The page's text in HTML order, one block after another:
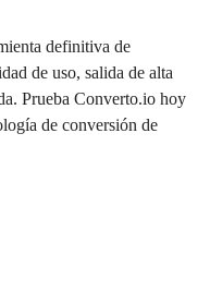
definitiva de
de uso, salida de alta
Prueba Converto.io hoy
de conversión de